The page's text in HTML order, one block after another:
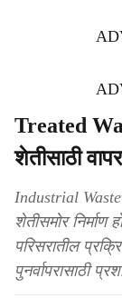
Treated
शेतीसाठी
Industrial
शेतीसमोर
परिसरातील
पुनर्वापरासाठी